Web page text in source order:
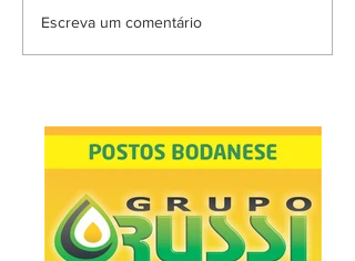
Escreva um comentário